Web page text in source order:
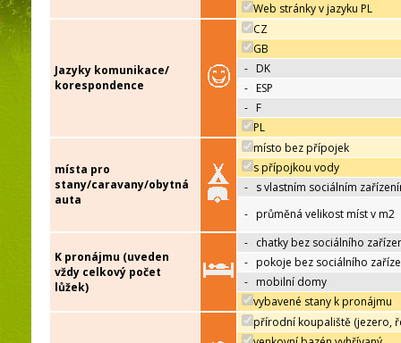
Web stránky v jazyku PL
Jazyky komunikace/
korespondence
CZ
GB
- DK
- ESP
- F
PL
místa pro
stany/caravany/obytná
auta
místo bez přípojek
s přípojkou vody
- s vlastním sociálním
- průměná velikost míst v m2
K pronájmu (uveden
vždy celkový počet
lůžek)
- chatky bez sociálního
- pokoje bez sociálního
- mobilní domy
vybavené stany k pronájmu
přírodní koupaliště (jezero,